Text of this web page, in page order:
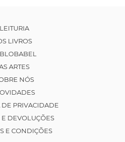
LEITURIA
LIVROS
ARTES
NÓS
DE PRIVACIDADE
E DEVOLUÇÕES
E CONDIÇÕES